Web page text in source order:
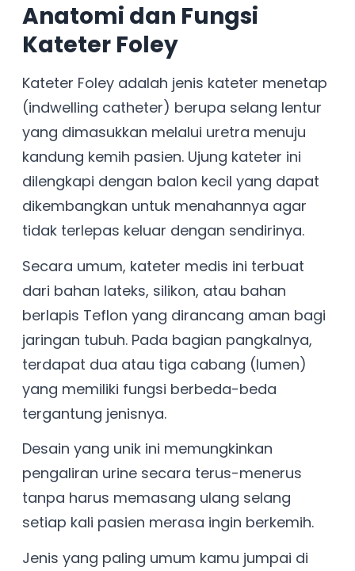
Anatomi dan Fungsi
Kateter Foley
Kateter Foley adalah jenis kateter menetap
(indwelling catheter) berupa selang lentur
yang dimasukkan melalui uretra menuju
kandung kemih pasien. Ujung kateter ini
dilengkapi dengan balon kecil yang dapat
dikembangkan untuk menahannya agar
tidak terlepas keluar dengan sendirinya.
Secara umum, kateter medis ini terbuat
dari bahan lateks, silikon, atau bahan
berlapis Teflon yang dirancang aman bagi
jaringan tubuh. Pada bagian pangkalnya,
terdapat dua atau tiga cabang (lumen)
yang memiliki fungsi berbeda-beda
tergantung jenisnya.
Desain yang unik ini memungkinkan
pengaliran urine secara terus-menerus
tanpa harus memasang ulang selang
setiap kali pasien merasa ingin berkemih.
Jenis yang paling umum kamu jumpai di